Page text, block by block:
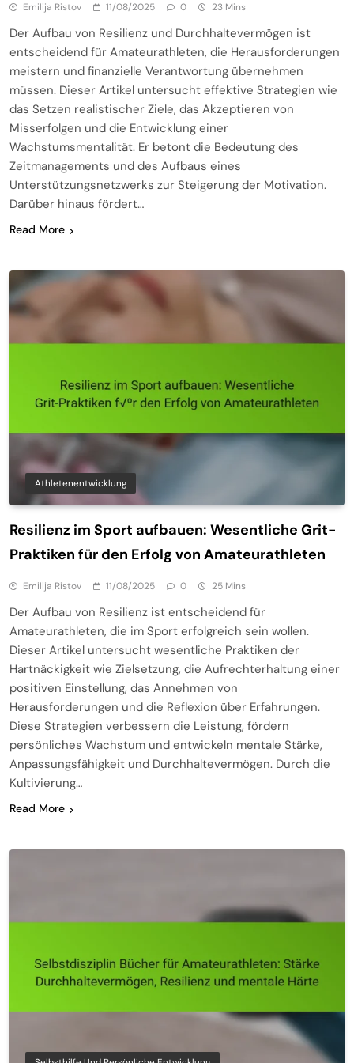
Emilija Ristov 11/08/2025 0 23 Mins
Der Aufbau von Resilienz und Durchhaltevermögen ist
entscheidend für Amateurathleten, die Herausforderungen
meistern und finanzielle Verantwortung übernehmen
müssen. Dieser Artikel untersucht effektive Strategien wie
das Setzen realistischer Ziele, das Akzeptieren von
Misserfolgen und die Entwicklung einer
Wachstumsmentalität. Er betont die Bedeutung des
Zeitmanagements und des Aufbaus eines
Unterstützungsnetzwerks zur Steigerung der Motivation.
Darüber hinaus fördert…
Read More
Athletenentwicklung
Resilienz im Sport aufbauen: Wesentliche Grit-
Praktiken für den Erfolg von Amateurathleten
Emilija Ristov 11/08/2025 0 25 Mins
Der Aufbau von Resilienz ist entscheidend für
Amateurathleten, die im Sport erfolgreich sein wollen.
Dieser Artikel untersucht wesentliche Praktiken der
Hartnäckigkeit wie Zielsetzung, die Aufrechterhaltung einer
positiven Einstellung, das Annehmen von
Herausforderungen und die Reflexion über Erfahrungen.
Diese Strategien verbessern die Leistung, fördern
persönliches Wachstum und entwickeln mentale Stärke,
Anpassungsfähigkeit und Durchhaltevermögen. Durch die
Kultivierung…
Read More